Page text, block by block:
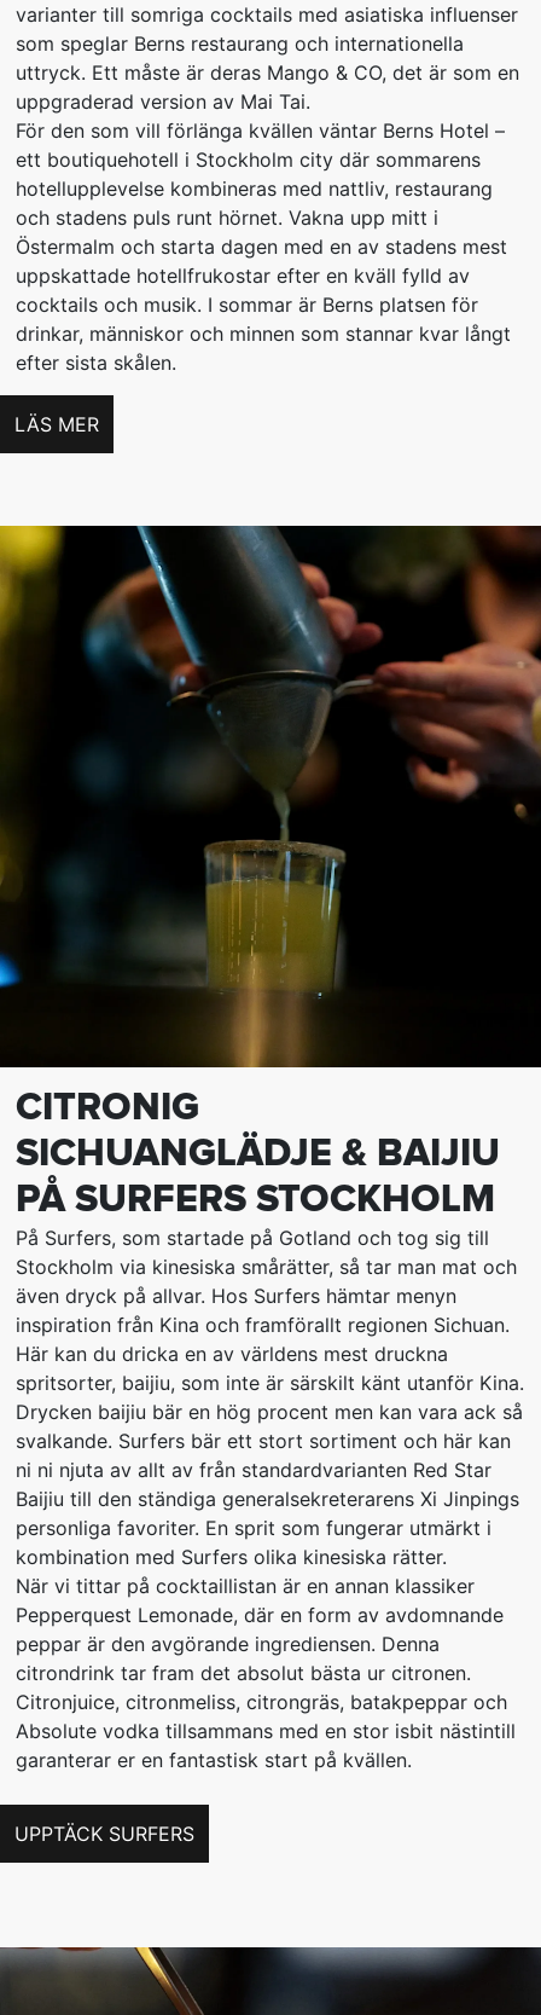
varianter till somriga cocktails med asiatiska influenser
som speglar Berns restaurang och internationella
uttryck. Ett måste är deras Mango & CO, det är som en
uppgraderad version av Mai Tai.
För den som vill förlänga kvällen väntar Berns Hotel –
ett boutiquehotell i Stockholm city där sommarens
hotellupplevelse kombineras med nattliv, restaurang
och stadens puls runt hörnet. Vakna upp mitt i
Östermalm och starta dagen med en av stadens mest
uppskattade hotellfrukostar efter en kväll fylld av
cocktails och musik. I sommar är Berns platsen för
drinkar, människor och minnen som stannar kvar långt
efter sista skålen.
LÄS MER
CITRONIG
SICHUANGLÄDJE & BAIJIU
PÅ SURFERS STOCKHOLM
På Surfers, som startade på Gotland och tog sig till
Stockholm via kinesiska smårätter, så tar man mat och
även dryck på allvar. Hos Surfers hämtar menyn
inspiration från Kina och framförallt regionen Sichuan.
Här kan du dricka en av världens mest druckna
spritsorter, baijiu, som inte är särskilt känt utanför Kina.
Drycken baijiu bär en hög procent men kan vara ack så
svalkande. Surfers bär ett stort sortiment och här kan
ni ni njuta av allt av från standardvarianten Red Star
Baijiu till den ständiga generalsekreterarens Xi Jinpings
personliga favoriter. En sprit som fungerar utmärkt i
kombination med Surfers olika kinesiska rätter.
När vi tittar på cocktaillistan är en annan klassiker
Pepperquest Lemonade, där en form av avdomnande
peppar är den avgörande ingrediensen. Denna
citrondrink tar fram det absolut bästa ur citronen.
Citronjuice, citronmeliss, citrongräs, batakpeppar och
Absolute vodka tillsammans med en stor isbit nästintill
garanterar er en fantastisk start på kvällen.
UPPTÄCK SURFERS